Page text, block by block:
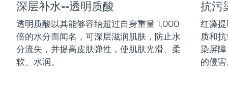
深层补水--透明质酸
透明质酸以其能够容纳超过自身重量 1,000
倍的水分而闻名，可深层滋润肌肤，防止水
分流失，并提高皮肤弹性，使肌肤光滑、柔
软、水润。
抗污
红藻
质和
染屏
的侵
中国澳门特别行政区 8/10/26
马来西亚 预计送达日期 8/11/26
马耳他 8/8/26